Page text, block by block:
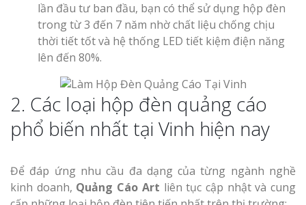
lần đầu tư ban đầu, bạn có thể sử dụng hộp đèn
trong từ 3 đến 7 năm nhờ chất liệu chống chịu
thời tiết tốt và hệ thống LED tiết kiệm điện năng
lên đến 80%.
2. Các loại hộp đèn quảng cáo
phổ biến nhất tại Vinh hiện nay
Để đáp ứng nhu cầu đa dạng của từng ngành nghề
kinh doanh, Quảng Cáo Art liên tục cập nhật và cung